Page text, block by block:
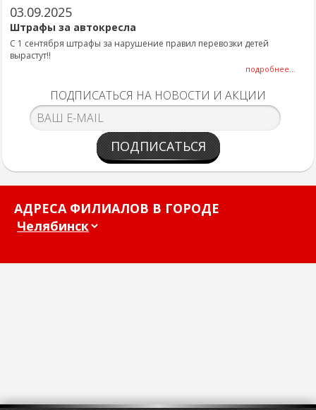
03.09.2025
Штрафы за автокресла
С 1 сентября штрафы за нарушение правил перевозки детей
вырастут!!
подробнее...
ПОДПИСАТЬСЯ НА НОВОСТИ И АКЦИИ
ПОДПИСАТЬСЯ
АДРЕСА ФИЛИАЛОВ В ГОРОДЕ